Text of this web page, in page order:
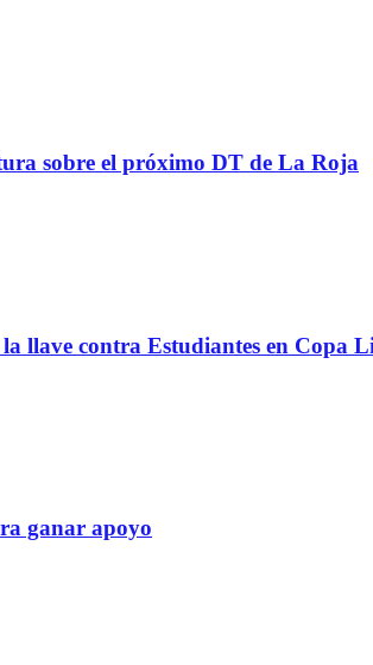
sobre el próximo DT de La Roja
llave contra Estudiantes en Copa
ganar apoyo